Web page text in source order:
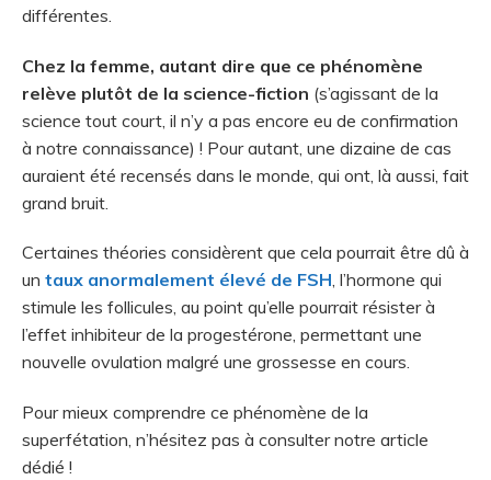
différentes.
Chez la femme, autant dire que ce phénomène
relève plutôt de la science-fiction (s’agissant de la
science tout court, il n’y a pas encore eu de confirmation
à notre connaissance) ! Pour autant, une dizaine de cas
auraient été recensés dans le monde, qui ont, là aussi, fait
grand bruit.
Certaines théories considèrent que cela pourrait être dû à
un taux anormalement élevé de FSH, l’hormone qui
stimule les follicules, au point qu’elle pourrait résister à
l’effet inhibiteur de la progestérone, permettant une
nouvelle ovulation malgré une grossesse en cours.
Pour mieux comprendre ce phénomène de la
superfétation, n’hésitez pas à consulter notre article
dédié !